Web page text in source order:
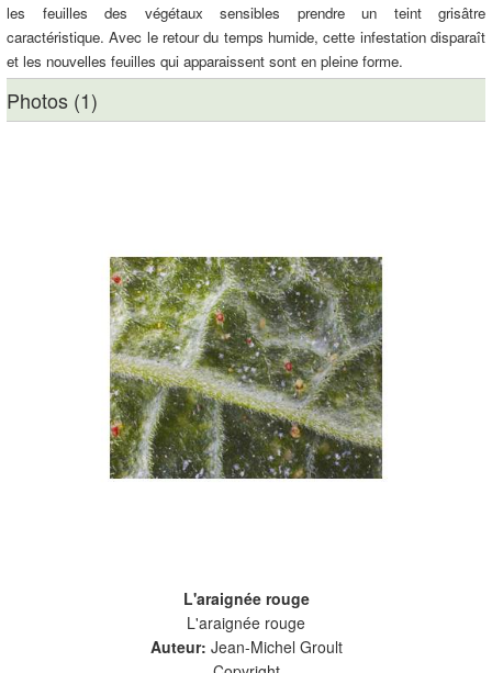
les feuilles des végétaux sensibles prendre un teint grisâtre
caractéristique. Avec le retour du temps humide, cette infestation disparaît
et les nouvelles feuilles qui apparaissent sont en pleine forme.
Photos (1)
L'araignée rouge
L'araignée rouge
Auteur: Jean-Michel Groult